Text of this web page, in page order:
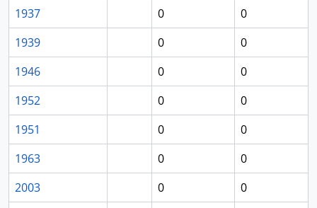
1937
0
0
1939
0
0
1946
0
0
1952
0
0
1951
0
0
1963
0
0
2003
0
0